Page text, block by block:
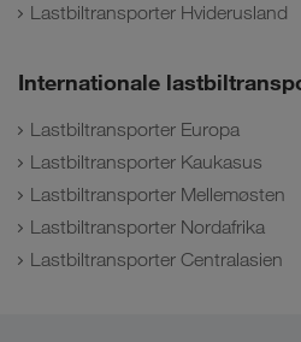
Lastbiltransporter Hviderusland
Internationale
Lastbiltransporter Europa
Lastbiltransporter Kaukasus
Lastbiltransporter Mellemøsten
Lastbiltransporter Nordafrika
Lastbiltransporter Centralasien